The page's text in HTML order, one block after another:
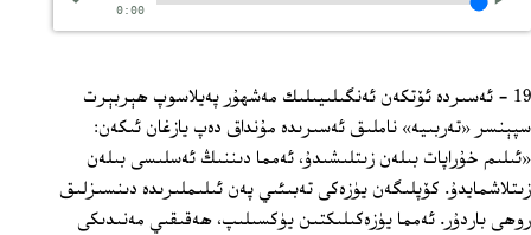
0:00
19 - ئەسىردە ئۆتكەن ئەنگىلىيىلىك مەشھۇر پەيلاسوپ ھېربېرت
سپېنسر «تەربىيە» ناملىق ئەسىرىدە مۇنداق دەپ يازغان ئىكەن:
«ئىلىم خۇراپات بىلەن زىتلىشىدۇ، ئەمما دىننىڭ ئەسلىسى بىلەن
زىتلاشمايدۇ. كۆپلىگەن يۈزەكى تەبىئىي پەن ئىلىملىرىدە دىنسىزلىق
روھى باردۇر. ئەمما يۈزەكىلىكتىن يۈكسىلىپ، ھەقىقىي مەنىدىكى